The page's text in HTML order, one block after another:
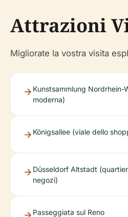
Attrazioni
Migliorate la vostra visita
Kunstsammlung Nordrhein-
moderna)
Königsallee (viale dello
Düsseldorf Altstadt
negozi)
Passeggiata sul Reno